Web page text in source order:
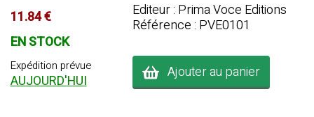
11.84 €
EN STOCK
Expédition prévue
AUJOURD'HUI
Editeur : Prima Voce Editions
Référence : PVE0101
Ajouter au panier